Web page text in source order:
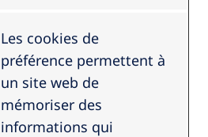
Les cookies de
préférence permettent à
un site web de
mémoriser des
informations qui